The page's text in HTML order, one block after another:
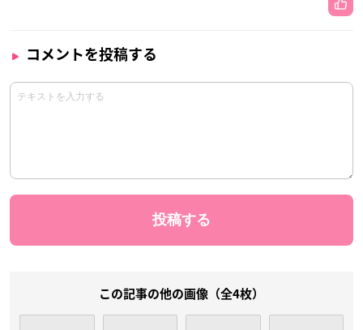
コメントを投稿する
この記事の他の画像（全4枚）